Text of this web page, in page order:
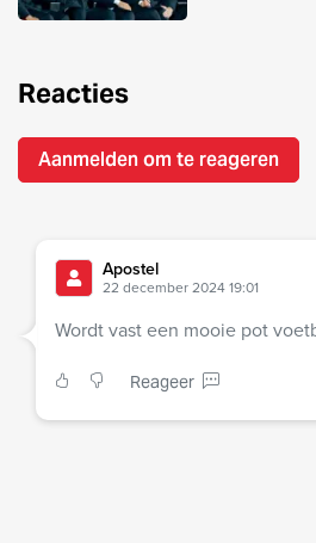
Reacties
Aanmelden om te reageren
Apostel
22 december 2024 19:01
Wordt vast een mooie pot
Reageer